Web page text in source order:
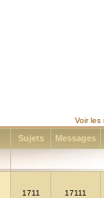
Voir les
Sujets Messages
1711 17111